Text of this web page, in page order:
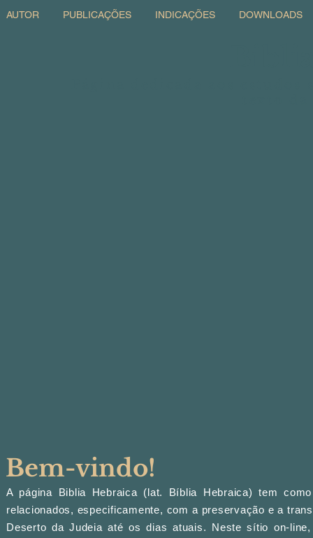
AUTOR PUBLICAÇÕES INDICAÇÕES DOWNLOADS
Bem-vindo!
A página Biblia Hebraica (lat. Bíblia Hebraica) tem
relacionados, especificamente, com a preservação e a
Deserto da Judeia até os dias atuais. Neste sítio on-